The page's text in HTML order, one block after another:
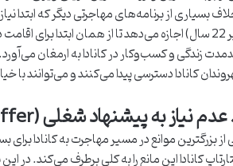
بسیاری از برنامه‌های مهاجرتی دیگر که
(زیر 22 سال) اجازه می‌دهد تا از همان ابتدا برای
زندگی و کسب‌وکار در کانادا به ارمغان
کانادا دسترسی پیدا می‌کنند و می‌توانند با
از بزرگترین موانع در مسیر مهاجرت به کانادا
کانادا این مانع را به کلی برطرف می‌کند. در